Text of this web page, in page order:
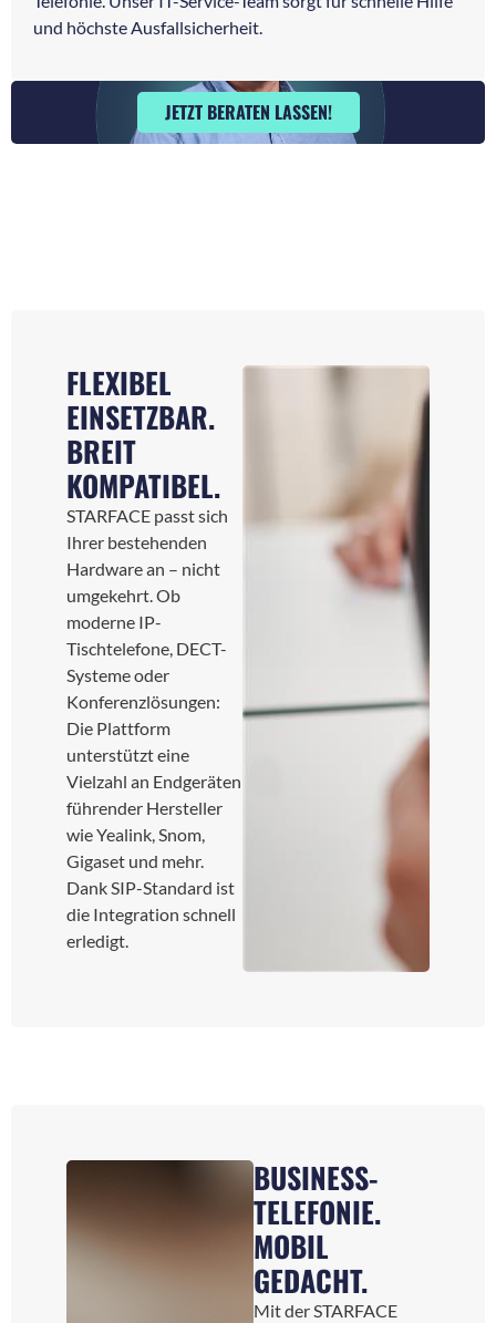
und höchste Ausfallsicherheit.
JETZT BERATEN LASSEN!
FLEXIBEL
EINSETZBAR.
BREIT
KOMPATIBEL.
STARFACE passt sich
Ihrer bestehenden
Hardware an – nicht
umgekehrt. Ob
moderne IP-
Tischtelefone, DECT-
Systeme oder
Konferenzlösungen:
Die Plattform
unterstützt eine
Vielzahl an Endgeräten
führender Hersteller
wie Yealink, Snom,
Gigaset und mehr.
Dank SIP-Standard ist
die Integration schnell
erledigt.
BUSINESS-
TELEFONIE.
MOBIL
GEDACHT.
Mit der STARFACE